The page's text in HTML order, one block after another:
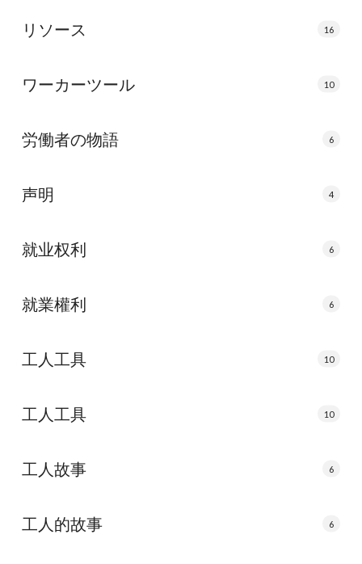
リソース 16
ワーカーツール 10
労働者の物語 6
声明 4
就业权利 6
就業權利 6
工人工具 10
工人工具 10
工人故事 6
工人的故事 6